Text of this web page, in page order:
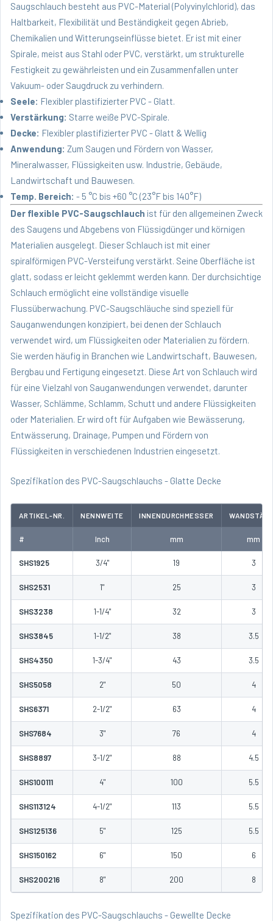
Saugschlauch besteht aus PVC-Material (Polyvinylchlorid), das
Haltbarkeit, Flexibilität und Beständigkeit gegen Abrieb,
Chemikalien und Witterungseinflüsse bietet. Er ist mit einer
Spirale, meist aus Stahl oder PVC, verstärkt, um strukturelle
Festigkeit zu gewährleisten und ein Zusammenfallen unter
Vakuum- oder Saugdruck zu verhindern.
Seele: Flexibler plastifizierter PVC - Glatt.
Verstärkung: Starre weiße PVC-Spirale.
Decke: Flexibler plastifizierter PVC - Glatt & Wellig
Anwendung: Zum Saugen und Fördern von Wasser,
Mineralwasser, Flüssigkeiten usw. Industrie, Gebäude,
Landwirtschaft und Bauwesen.
Temp. Bereich: - 5 °C bis +60 °C (23°F bis 140°F)
Der flexible PVC-Saugschlauch ist für den allgemeinen Zweck
des Saugens und Abgebens von Flüssigdünger und körnigen
Materialien ausgelegt. Dieser Schlauch ist mit einer
spiralförmigen PVC-Versteifung verstärkt. Seine Oberfläche ist
glatt, sodass er leicht geklemmt werden kann. Der durchsichtige
Schlauch ermöglicht eine vollständige visuelle
Flussüberwachung. PVC-Saugschläuche sind speziell für
Sauganwendungen konzipiert, bei denen der Schlauch
verwendet wird, um Flüssigkeiten oder Materialien zu fördern.
Sie werden häufig in Branchen wie Landwirtschaft, Bauwesen,
Bergbau und Fertigung eingesetzt. Diese Art von Schlauch wird
für eine Vielzahl von Sauganwendungen verwendet, darunter
Wasser, Schlämme, Schlamm, Schutt und andere Flüssigkeiten
oder Materialien. Er wird oft für Aufgaben wie Bewässerung,
Entwässerung, Drainage, Pumpen und Fördern von
Flüssigkeiten in verschiedenen Industrien eingesetzt.
Spezifikation des PVC-Saugschlauchs - Glatte Decke
ARTIKEL-NR. NENNWEITE INNENDURCHMESSER
# Inch mm mm
SHS1925 3/4" 19 3
SHS2531 1" 25 3
SHS3238 1-1/4" 32 3
SHS3845 1-1/2" 38 3.5
SHS4350 1-3/4" 43 3.5
SHS5058 2" 50 4
SHS6371 2-1/2" 63 4
SHS7684 3" 76 4
SHS8897 3-1/2" 88 4.5
SHS100111 4" 100 5.5
SHS113124 4-1/2" 113 5.5
SHS125136 5" 125 5.5
SHS150162 6" 150 6
SHS200216 8" 200 8
Spezifikation des PVC-Saugschlauchs - Gewellte Decke